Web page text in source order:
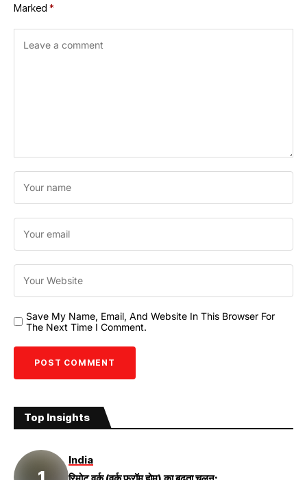
Marked *
Save My Name, Email, And Website In This Browser For
The Next Time I Comment.
Top Insights
India